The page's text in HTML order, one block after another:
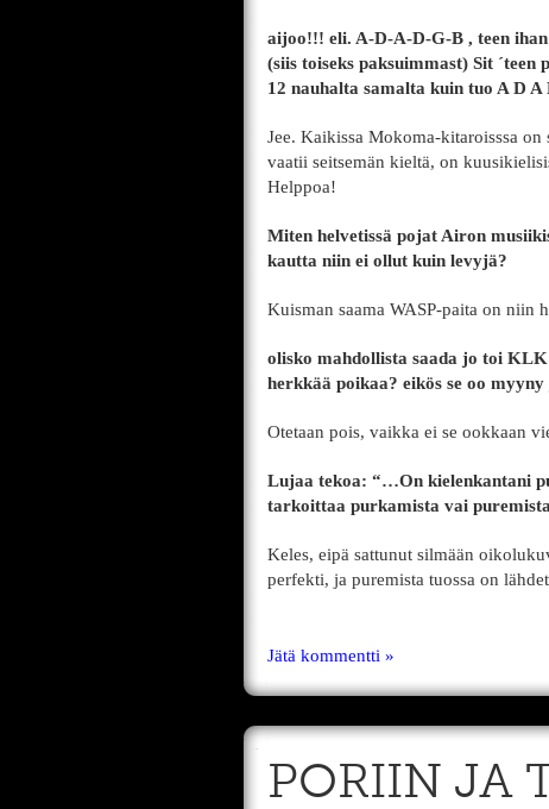
aijoo!!! eli. A-D-A-D-G-B , teen
(siis toiseks paksuimmast) Sit
12 nauhalta samalta kuin tuo A D
Jee. Kaikissa Mokoma-kitaroisssa
vaatii seitsemän kieltä, on
Helppoa!
Miten helvetissä pojat Airon
kautta niin ei ollut kuin levyjä?
Kuisman saama WASP-paita on niin
olisko mahdollista saada jo toi
herkkää poikaa? eikös se oo
Otetaan pois, vaikka ei se ookkaan
Lujaa tekoa: “…On kielenkantani
tarkoittaa purkamista vai
Keles, eipä sattunut silmään
perfekti, ja puremista tuossa on
Jätä kommentti »
PORIIN JA